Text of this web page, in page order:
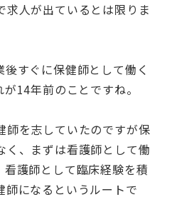
求人が出ているとは限りま
すぐに保健師として働く
14年前のことですね。
師を志していたのですが保
く、まずは看護師として働
看護師として臨床経験を積
師になるというルートで